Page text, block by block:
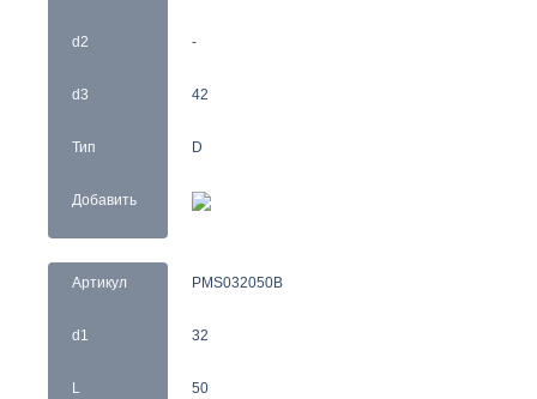
d2
d3
Тип
Добавить
-
42
D
Артикул
d1
L
PMS032050B
32
50